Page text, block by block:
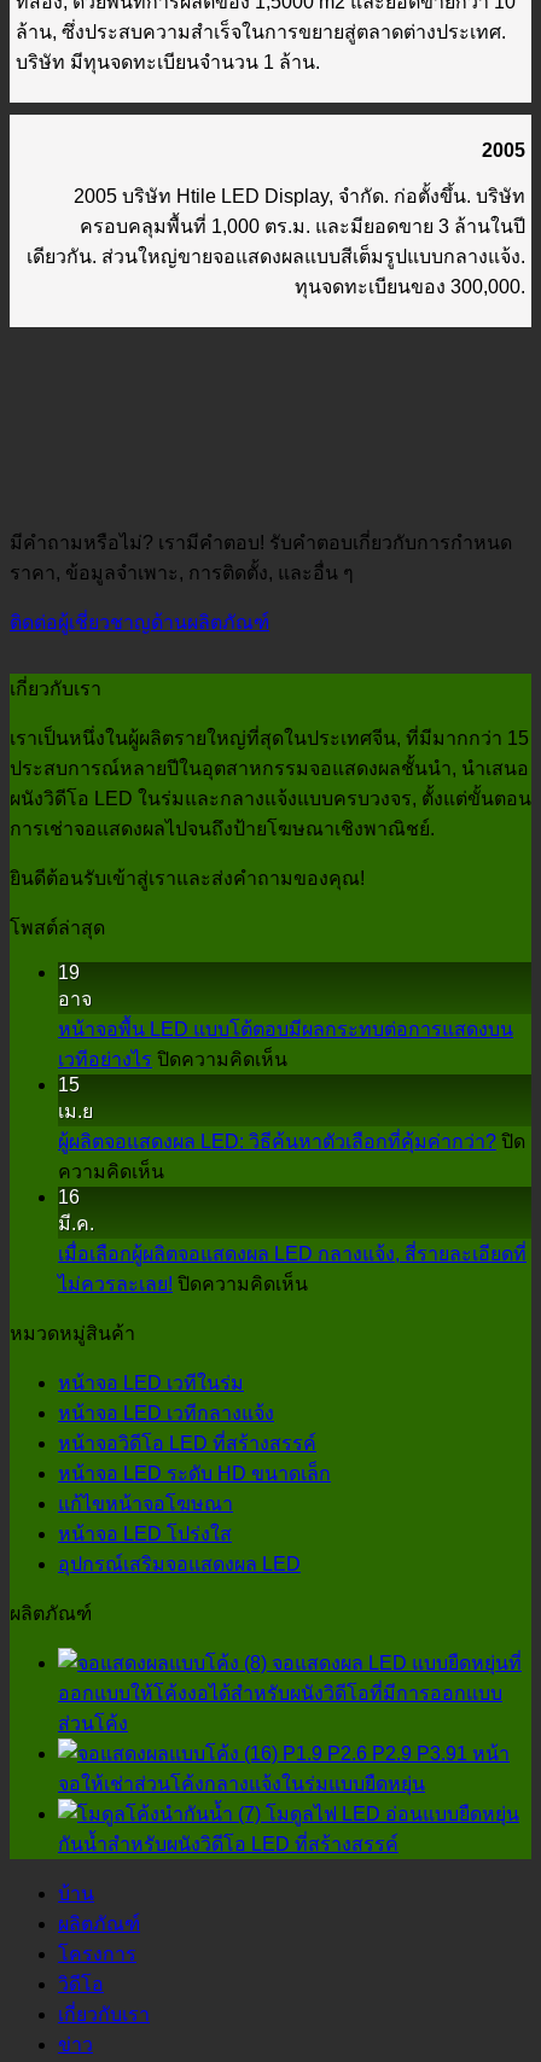
ล้าน, ซึ่งประสบความสำเร็จในการขยายสู่ตลาดต่างประเทศ.
บริษัท มีทุนจดทะเบียนจำนวน 1 ล้าน.
2005
2005 บริษัท Htile LED Display, จำกัด. ก่อตั้งขึ้น. บริษัท
ครอบคลุมพื้นที่ 1,000 ตร.ม. และมียอดขาย 3 ล้านในปี
เดียวกัน. ส่วนใหญ่ขายจอแสดงผลแบบสีเต็มรูปแบบกลางแจ้ง.
ทุนจดทะเบียนของ 300,000.
มีคำถามหรือไม่? เรามีคำตอบ! รับคำตอบเกี่ยวกับการกำหนด
ราคา, ข้อมูลจำเพาะ, การติดตั้ง, และอื่น ๆ
ติดต่อผู้เชี่ยวชาญด้านผลิตภัณฑ์
เกี่ยวกับเรา
เราเป็นหนึ่งในผู้ผลิตรายใหญ่ที่สุดในประเทศจีน, ที่มีมากกว่า 15
ประสบการณ์หลายปีในอุตสาหกรรมจอแสดงผลชั้นนำ, นำเสนอ
ผนังวิดีโอ LED ในร่มและกลางแจ้งแบบครบวงจร, ตั้งแต่ขั้นตอน
การเช่าจอแสดงผลไปจนถึงป้ายโฆษณาเชิงพาณิชย์.
ยินดีต้อนรับเข้าสู่เราและส่งคำถามของคุณ!
โพสต์ล่าสุด
19
อาจ
หน้าจอพื้น LED แบบโต้ตอบมีผลกระทบต่อการแสดงบน
เวทีอย่างไร ปิดความคิดเห็นบน
พื้น
มี
ผลก
แสดง
บน
15
เม.ย
ผู้ผลิตจอแสดงผล LED: วิธีค้นหาตัวเลือกที่คุ้มค่ากว่า? ปิด
ความคิดเห็นบน
จอแส
ดงผล
ค้นหา
เลือก
คุ้ม
ค่า
16
มี.ค.
เมื่อเลือกผู้ผลิตจอแสดงผล LED กลางแจ้ง, สี่รายละเอียดที่
ไม่ควรละเลย! ปิดความคิดเห็นบน
จอแส
ดงผล
LED
ที่
ไม่
ละเลย!
หมวดหมู่สินค้า
หน้าจอ LED เวทีในร่ม
หน้าจอ LED เวทีกลางแจ้ง
หน้าจอวิดีโอ LED ที่สร้างสรรค์
หน้าจอ LED ระดับ HD ขนาดเล็ก
แก้ไขหน้าจอโฆษณา
หน้าจอ LED โปร่งใส
อุปกรณ์เสริมจอแสดงผล LED
ผลิตภัณฑ์
จอแสดงผล LED แบบยืดหยุ่นที่
ออกแบบให้โค้งงอได้สำหรับผนังวิดีโอที่มีการออกแบบ
ส่วนโค้ง
P1.9 P2.6 P2.9 P3.91 หน้า
จอให้เช่าส่วนโค้งกลางแจ้งในร่มแบบยืดหยุ่น
โมดูลไฟ LED อ่อนแบบยืดหยุ่น
กันน้ำสำหรับผนังวิดีโอ LED ที่สร้างสรรค์
บ้าน
ผลิตภัณฑ์
โครงการ
วิดีโอ
เกี่ยวกับเรา
ข่าว